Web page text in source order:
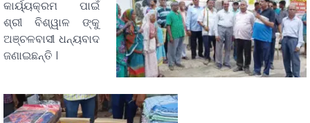
କାର୍ୟ୍ୟକ୍ରମ ପାଇଁ
ଶ୍ରୀ ବିଶ୍ୱାଳ ଙ୍କୁ
ଅଞ୍ଚଳବାସୀ ଧନ୍ୟବାଦ
ଜଣାଇଛନ୍ତି ।